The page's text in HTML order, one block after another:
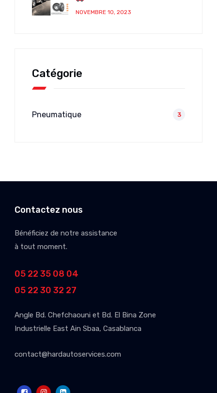
NOVEMBRE 10, 2023
Catégorie
Pneumatique 3
Contactez nous
Bénéficiez de notre assistance
à tout moment.
05 22 35 08 04
05 22 30 32 27
Angle Bd. Chefchaouni et Bd. El Bina Zone
Industrielle East Ain Sbaa, Casablanca
contact@hardautoservices.com